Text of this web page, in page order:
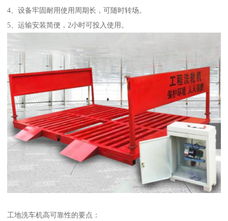
4、设备牢固耐用使用周期长，可随时转场。
5、运输安装简便，2小时可投入使用。
工地洗车机高可靠性的要点：